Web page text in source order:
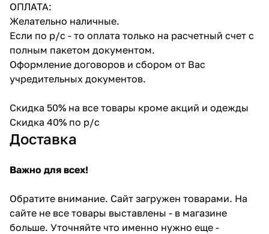
ОПЛАТА:
Желательно наличные.
Если по р/с - то оплата только на расчетный счет с
полным пакетом документом.
Оформление договоров и сбором от Вас
учредительных документов.
Скидка 50% на все товары кроме акций и одежды
Скидка 40% по р/с
Доставка
Важно для всех!
Обратите внимание. Сайт загружен товарами. На
сайте не все товары выставлены - в магазине
больше. Уточняйте что именно нужно еще -